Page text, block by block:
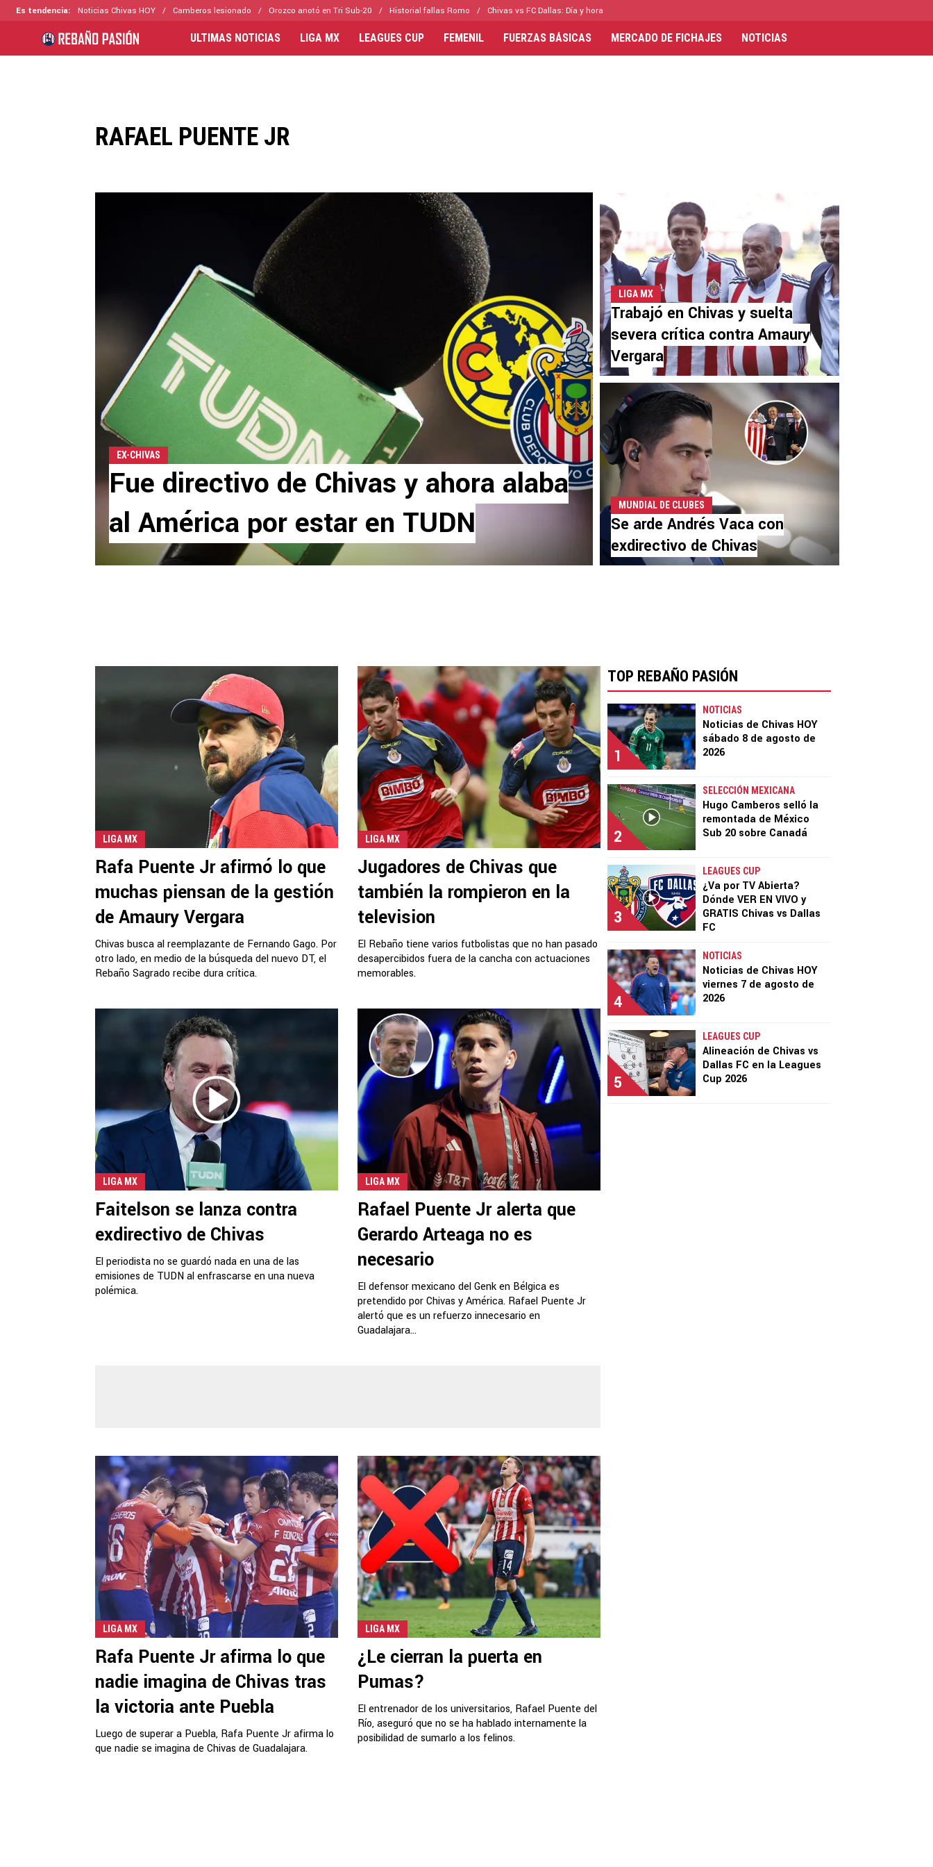
Es tendencia: Noticias Chivas HOY Camberos lesionado Orozco anotó en Tri Sub-20 Historial fallas Romo Chivas vs FC Dallas: Día y hora
ULTIMAS NOTICIAS LIGA MX LEAGUES CUP FEMENIL FUERZAS BÁSICAS MERCADO DE FICHAJES NOTICIAS
RAFAEL PUENTE JR
EX-CHIVAS
Fue directivo de Chivas y ahora alaba
al América por estar en TUDN
LIGA MX
Trabajó en Chivas y suelta
severa crítica contra Amaury
Vergara
MUNDIAL DE CLUBES
Se arde Andrés Vaca con
exdirectivo de Chivas
LIGA MX
Rafa Puente Jr afirmó lo que
muchas piensan de la gestión
de Amaury Vergara
Chivas busca al reemplazante de Fernando Gago. Por
otro lado, en medio de la búsqueda del nuevo DT, el
Rebaño Sagrado recibe dura crítica.
LIGA MX
Jugadores de Chivas que
también la rompieron en la
television
El Rebaño tiene varios futbolistas que no han pasado
desapercibidos fuera de la cancha con actuaciones
memorables.
LIGA MX
Faitelson se lanza contra
exdirectivo de Chivas
El periodista no se guardó nada en una de las
emisiones de TUDN al enfrascarse en una nueva
polémica.
LIGA MX
Rafael Puente Jr alerta que
Gerardo Arteaga no es
necesario
El defensor mexicano del Genk en Bélgica es
pretendido por Chivas y América. Rafael Puente Jr
alertó que es un refuerzo innecesario en
Guadalajara...
LIGA MX
Rafa Puente Jr afirma lo que
nadie imagina de Chivas tras
la victoria ante Puebla
Luego de superar a Puebla, Rafa Puente Jr afirma lo
que nadie se imagina de Chivas de Guadalajara.
LIGA MX
¿Le cierran la puerta en
Pumas?
El entrenador de los universitarios, Rafael Puente del
Río, aseguró que no se ha hablado internamente la
posibilidad de sumarlo a los felinos.
TOP REBAÑO PASIÓN
1
NOTICIAS
Noticias de Chivas HOY
sábado 8 de agosto de
2026
2
SELECCIÓN MEXICANA
Hugo Camberos selló la
remontada de México
Sub 20 sobre Canadá
3
LEAGUES CUP
¿Va por TV Abierta?
Dónde VER EN VIVO y
GRATIS Chivas vs Dallas
FC
4
NOTICIAS
Noticias de Chivas HOY
viernes 7 de agosto de
2026
5
LEAGUES CUP
Alineación de Chivas vs
Dallas FC en la Leagues
Cup 2026